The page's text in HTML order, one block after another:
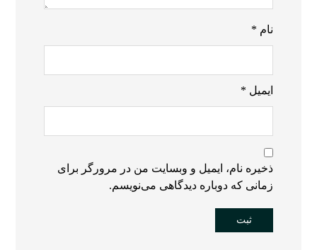
نام *
ایمیل *
ذخیره نام، ایمیل و وبسایت من در مرورگر برای
زمانی که دوباره دیدگاهی می‌نویسم.